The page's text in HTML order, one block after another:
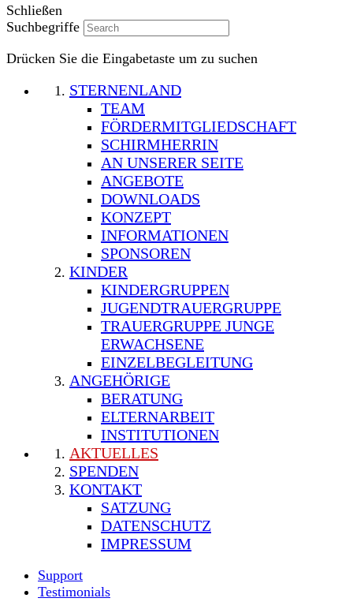
Schließen
Suchbegriffe
Drücken Sie die Eingabetaste um zu suchen
STERNENLAND
TEAM
FÖRDERMITGLIEDSCHAFT
SCHIRMHERRIN
AN UNSERER SEITE
ANGEBOTE
DOWNLOADS
KONZEPT
INFORMATIONEN
SPONSOREN
KINDER
KINDERGRUPPEN
JUGENDTRAUERGRUPPE
TRAUERGRUPPE JUNGE
ERWACHSENE
EINZELBEGLEITUNG
ANGEHÖRIGE
BERATUNG
ELTERNARBEIT
INSTITUTIONEN
AKTUELLES
SPENDEN
KONTAKT
SATZUNG
DATENSCHUTZ
IMPRESSUM
Support
Testimonials